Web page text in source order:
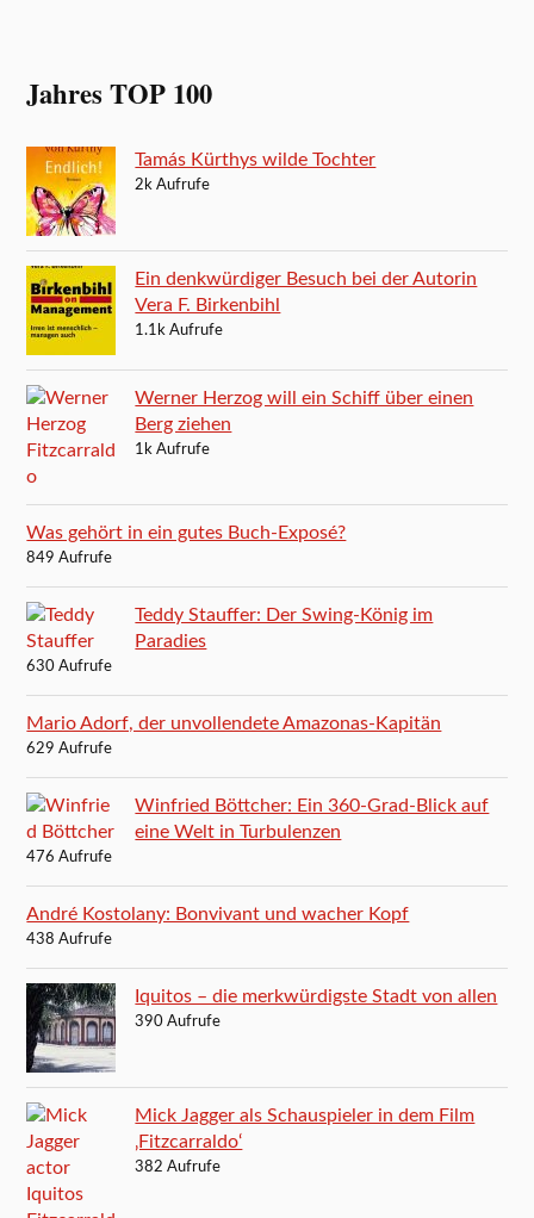
Jahres TOP 100
Tamás Kürthys wilde Tochter
2k Aufrufe
Ein denkwürdiger Besuch bei der Autorin
Vera F. Birkenbihl
1.1k Aufrufe
Werner Herzog will ein Schiff über einen
Berg ziehen
1k Aufrufe
Was gehört in ein gutes Buch-Exposé?
849 Aufrufe
Teddy Stauffer: Der Swing-König im
Paradies
630 Aufrufe
Mario Adorf, der unvollendete Amazonas-Kapitän
629 Aufrufe
Winfried Böttcher: Ein 360-Grad-Blick auf
eine Welt in Turbulenzen
476 Aufrufe
André Kostolany: Bonvivant und wacher Kopf
438 Aufrufe
Iquitos – die merkwürdigste Stadt von allen
390 Aufrufe
Mick Jagger als Schauspieler in dem Film
‚Fitzcarraldo‘
382 Aufrufe